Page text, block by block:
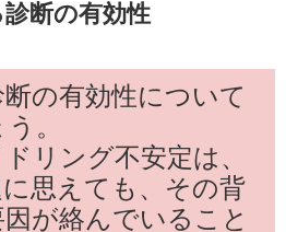
断の有効性
の有効性について
。
リング不安定は、
思えても、その背
が絡んでいること